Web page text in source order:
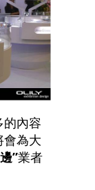
的內容
會為大
”業者